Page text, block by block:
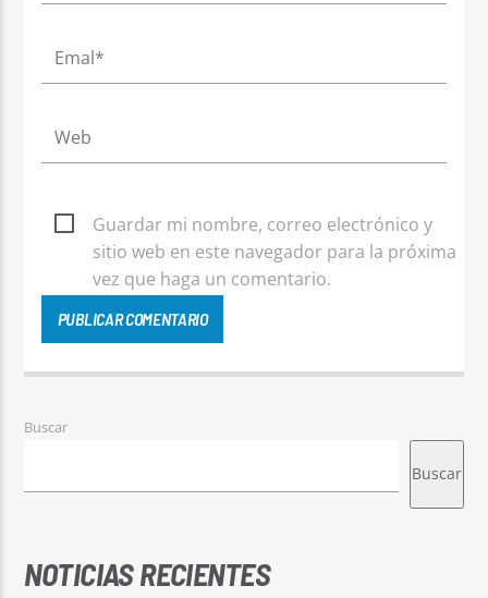
Guardar mi nombre, correo electrónico y
sitio web en este navegador para la próxima
vez que haga un comentario.
Buscar
Buscar
NOTICIAS RECIENTES